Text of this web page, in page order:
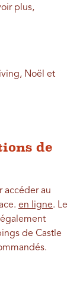
plus,
Noël et
de
accéder au
en ligne. Le
de Castle